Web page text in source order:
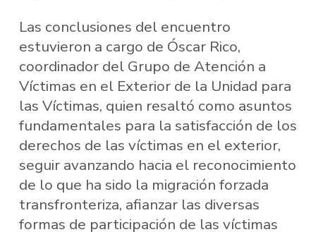
Las conclusiones del encuentro
estuvieron a cargo de Óscar Rico,
coordinador del Grupo de Atención a
Víctimas en el Exterior de la Unidad para
las Víctimas, quien resaltó como asuntos
fundamentales para la satisfacción de los
derechos de las víctimas en el exterior,
seguir avanzando hacia el reconocimiento
de lo que ha sido la migración forzada
transfronteriza, afianzar las diversas
formas de participación de las víctimas